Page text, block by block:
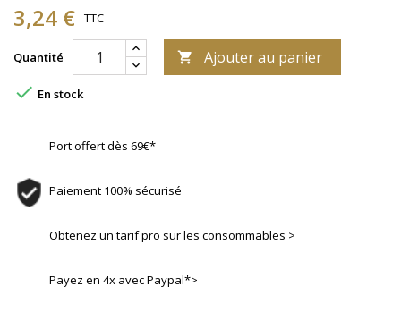
3,24 € TTC
Quantité  Ajouter au panier
 En stock
Port offert dès 69€*
Paiement 100% sécurisé
Obtenez un tarif pro sur les consommables >
Payez en 4x avec Paypal*>